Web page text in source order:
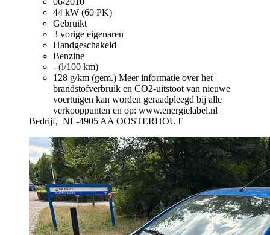
44 kW (60 PK)
Gebruikt
3 vorige eigenaren
Handgeschakeld
Benzine
- (l/100 km)
128 g/km (gem.) Meer informatie over het
brandstofverbruik en CO2-uitstoot van nieuwe
voertuigen kan worden geraadpleegd bij alle
verkooppunten en op: www.energielabel.nl
Bedrijf, NL-4905 AA OOSTERHOUT